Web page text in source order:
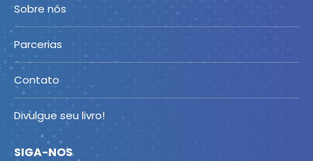
Sobre nós
Parcerias
Contato
Divulgue seu livro!
SIGA-NOS